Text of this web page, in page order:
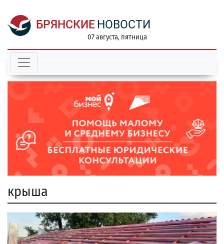
БРЯНСКИЕ НОВОСТИ
07 августа, пятница
крыша